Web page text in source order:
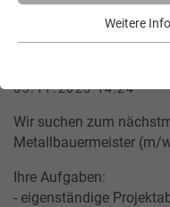
Weitere
Käfer & Krüger
03.11.2025 14:24
Wir suchen zum
Metallbauermeister (m/
Ihre Aufgaben:
- eigenständige